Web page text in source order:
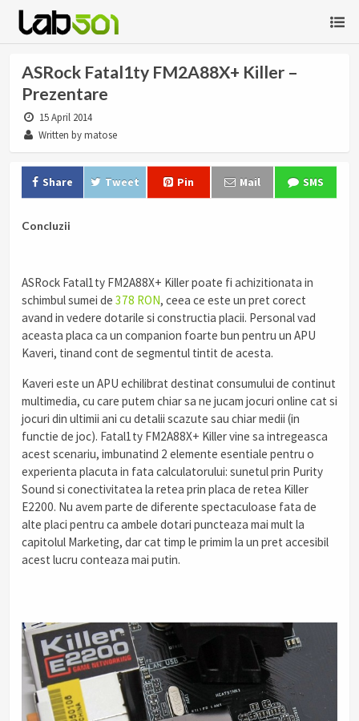
ASRock Fatal1ty FM2A88X+ Killer –
Prezentare
15 April 2014
Written by matose
Share Tweet Pin Mail SMS
Concluzii
ASRock Fatal1ty FM2A88X+ Killer poate fi achizitionata in
schimbul sumei de 378 RON, ceea ce este un pret corect
avand in vedere dotarile si constructia placii. Personal vad
aceasta placa ca un companion foarte bun pentru un APU
Kaveri, tinand cont de segmentul tintit de acesta.
Kaveri este un APU echilibrat destinat consumului de continut
multimedia, cu care putem chiar sa ne jucam jocuri online cat si
jocuri din ultimii ani cu detalii scazute sau chiar medii (in
functie de joc). Fatal1ty FM2A88X+ Killer vine sa intregeasca
acest scenariu, imbunatind 2 elemente esentiale pentru o
experienta placuta in fata calculatorului: sunetul prin Purity
Sound si conectivitatea la retea prin placa de retea Killer
E2200. Nu avem parte de diferente spectaculoase fata de
alte placi pentru ca ambele dotari puncteaza mai mult la
capitolul Marketing, dar cat timp le primim la un pret accesibil
acest lucru conteaza mai putin.